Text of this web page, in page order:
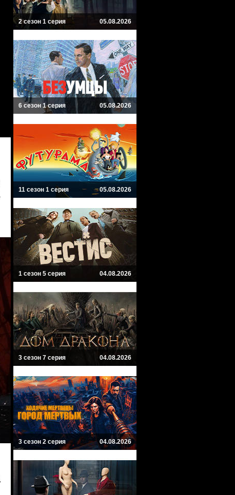
2 сезон 1 серия 05.08.2026
6 сезон 1 серия 05.08.2026
11 сезон 1 серия 05.08.2026
1 сезон 5 серия 04.08.2026
3 сезон 7 серия 04.08.2026
3 сезон 2 серия 04.08.2026